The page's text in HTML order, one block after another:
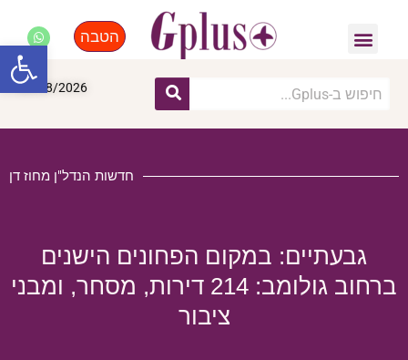
הטבה
09/08/2026
חדשות הנדל"ן מחוז דן
גבעתיים: במקום הפחונים הישנים
ברחוב גולומב: 214 דירות, מסחר, ומבני
ציבור
פתח